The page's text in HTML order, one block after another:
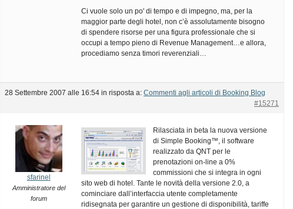
Ci vuole solo un po' di tempo e di impegno, ma, per la
maggior parte degli hotel, non c’è assolutamente bisogno
di spendere risorse per una figura professionale che si
occupi a tempo pieno di Revenue Management…e allora,
procediamo senza timori reverenziali…
28 Settembre 2007 alle 16:54 in risposta a: Commenti agli articoli di Booking Blog
#15271
sfarinel
Amministratore del
forum
Rilasciata in beta la nuova versione
di Simple Booking™, il software
realizzato da QNT per le
prenotazioni on-line a 0%
commissioni che si integra in ogni
sito web di hotel. Tante le novità della versione 2.0, a
cominciare dall’interfaccia utente completamente
ridisegnata per garantire un gestione di disponibilità, tariffe